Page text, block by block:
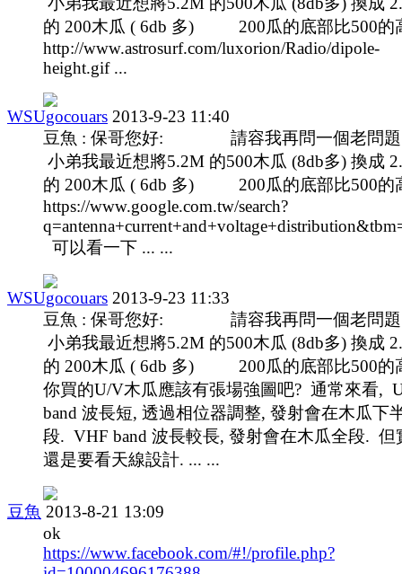
的 200木瓜 ( 6db 多) 200瓜的底部比500的
http://www.astrosurf.com/luxorion/Radio/dipole-
height.gif ...
WSUgocouars 2013-9-23 11:40
豆魚 : 保哥您好: 請容我再問一個老
小弟我最近想將5.2M 的500木瓜 (8db多) 換成
的 200木瓜 ( 6db 多) 200瓜的底部比500的
https://www.google.com.tw/search?
可以看一下 ... ...
WSUgocouars 2013-9-23 11:33
豆魚 : 保哥您好: 請容我再問一個老
小弟我最近想將5.2M 的500木瓜 (8db多) 換成
的 200木瓜 ( 6db 多) 200瓜的底部比500的
你買的U/V木瓜應該有張場強圖吧? 通常來看,
band 波長短, 透過相位器調整, 發射會在木瓜下
段. VHF band 波長較長, 發射會在木瓜全段. 但
還是要看天線設計. ... ...
豆魚 2013-8-21 13:09
ok
https://www.facebook.com/#!/profile.php?